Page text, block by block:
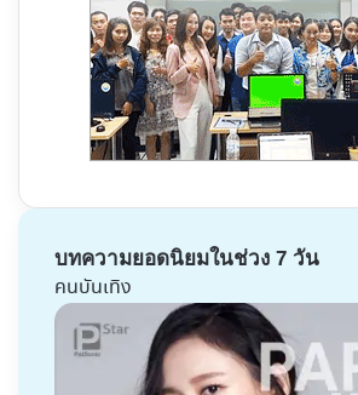
บทความยอดนิยมในช่วง 7 วัน
คนบันเทิง